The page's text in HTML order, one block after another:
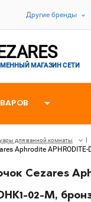
Другие бренды
МАГАЗИН СЕТИ
для ванной комнаты
Aphrodite APHRODITE-
Cezares
02-M,